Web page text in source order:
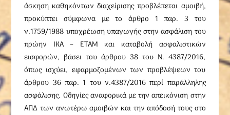
άσκηση καθηκόντων διαχείρισης προβλέπεται αμοιβή,
προκύπτει σύμφωνα με το άρθρο 1 παρ. 3 του
ν.1759/1988 υποχρέωση υπαγωγής στην ασφάλιση του
πρώην ΙΚΑ – ΕΤΑΜ και καταβολή ασφαλιστικών
εισφορών, βάσει του άρθρου 38 του Ν. 4387/2016,
όπως ισχύει, εφαρμοζομένων των προβλέψεων του
άρθρου 36 παρ. 1 του ν.4387/2016 περί παράλληλης
ασφάλισης. Οδηγίες αναφορικά με την απεικόνιση στην
ΑΠΔ των ανωτέρω αμοιβών και την απόδοσή τους στο